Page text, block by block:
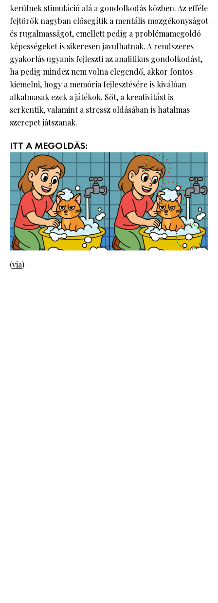
kerülnek stimuláció alá a gondolkodás közben. Az efféle
fejtörők nagyban elősegítik a mentális mozgékonyságot
és rugalmasságot, emellett pedig a problémamegoldó
képességeket is sikeresen javulhatnak. A rendszeres
gyakorlás ugyanis fejleszti az analitikus gondolkodást,
ha pedig mindez nem volna elegendő, akkor fontos
kiemelni, hogy a memória fejlesztésére is kiválóan
alkalmasak ezek a játékok. Sőt, a kreativitást is
serkentik, valamint a stressz oldásában is hatalmas
szerepet játszanak.
ITT A MEGOLDÁS:
(via)